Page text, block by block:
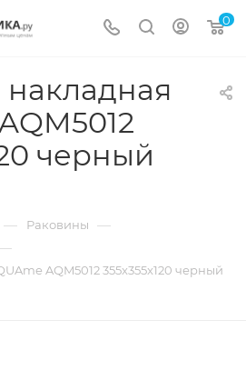
0
черный
— Раковины —
AQM5012 355x355x120 черный